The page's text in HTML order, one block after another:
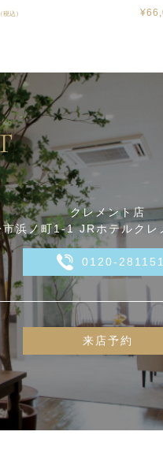
（税込）
クレメント店
市浜ノ町1-1 JRホテルクレ
0120-281151
来店予約